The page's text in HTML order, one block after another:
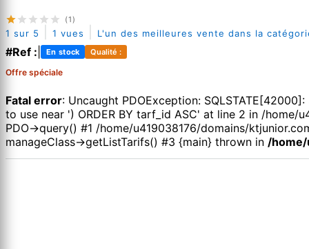
(1)
1 sur 5 1 vues L'un des meilleures vente dans la
#Ref : En stock Qualité :
Offre spéciale
Fatal error: Uncaught PDOException:
to use near ') ORDER BY tarf_id ASC' at line 2 in /
PDO->query() #1 /home/u419038176/domains/
manageClass->getListTarifs() #3 {main} thrown in /